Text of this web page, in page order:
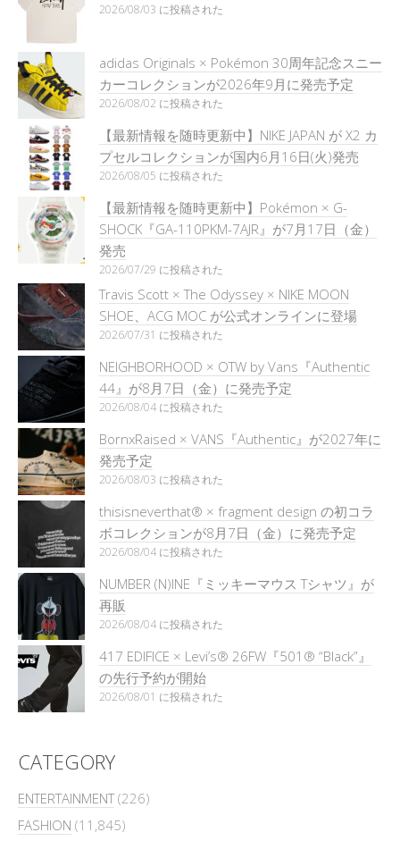
2026/08/03 に投稿された
adidas Originals × Pokémon 30周年記念スニー
カーコレクションが2026年9月に発売予定
2026/08/02 に投稿された
【最新情報を随時更新中】NIKE JAPAN が X2 カ
プセルコレクションが国内6月16日(火)発売
2026/08/05 に投稿された
【最新情報を随時更新中】Pokémon × G-
SHOCK『GA-110PKM-7AJR』が7月17日（金）
発売
2026/07/29 に投稿された
Travis Scott × The Odyssey × NIKE MOON
SHOE、ACG MOC が公式オンラインに登場
2026/07/31 に投稿された
NEIGHBORHOOD × OTW by Vans『Authentic
44』が8月7日（金）に発売予定
2026/08/04 に投稿された
BornxRaised × VANS『Authentic』が2027年に
発売予定
2026/08/03 に投稿された
thisisneverthat® × fragment design の初コラ
ボコレクションが8月7日（金）に発売予定
2026/08/04 に投稿された
NUMBER (N)INE『ミッキーマウス Tシャツ』が
再販
2026/08/04 に投稿された
417 EDIFICE × Levi’s® 26FW『501®︎ “Black”』
の先行予約が開始
2026/08/01 に投稿された
CATEGORY
ENTERTAINMENT(226)
FASHION (11,845)